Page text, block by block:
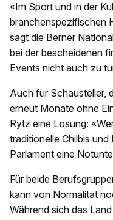
«Im Sport und in der
branchenspezifischen
sagt die Berner
bei der bescheidenen
Events nicht auch zu
Auch für Schausteller,
erneut Monate ohne
Rytz eine Lösung:
traditionelle Chilbis
Parlament eine
Für beide
kann von Normalität
Während sich das